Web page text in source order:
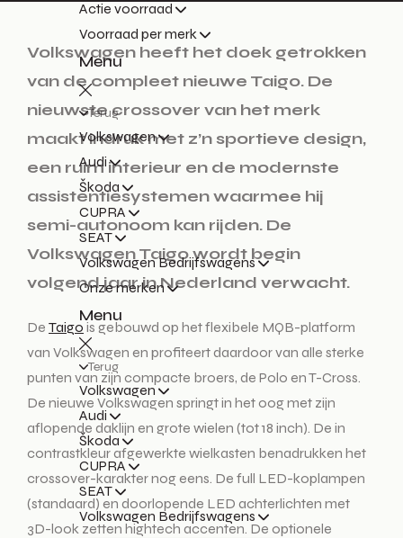
Actie voorraad
Voorraad per merk
Menu
Terug
Volkswagen
Audi
Škoda
CUPRA
SEAT
Volkswagen Bedrijfswagens
Onze merken
Menu
Terug
Volkswagen
Audi
Škoda
CUPRA
SEAT
Volkswagen Bedrijfswagens
Volkswagen heeft het doek getrokken
van de compleet nieuwe Taigo. De
nieuwste crossover van het merk
maakt indruk met z’n sportieve design,
een ruim interieur en de modernste
assistentiesystemen waarmee hij
semi-autonoom kan rijden. De
Volkswagen Taigo wordt begin
volgend jaar in Nederland verwacht.
De Taigo is gebouwd op het flexibele MQB-platform
van Volkswagen en profiteert daardoor van alle sterke
punten van zijn compacte broers, de Polo en T-Cross.
De nieuwe Volkswagen springt in het oog met zijn
aflopende daklijn en grote wielen (tot 18 inch). De in
contrastkleur afgewerkte wielkasten benadrukken het
crossover-karakter nog eens. De full LED-koplampen
(standaard) en doorlopende LED achterlichten met
3D-look zetten hightech accenten. De optionele